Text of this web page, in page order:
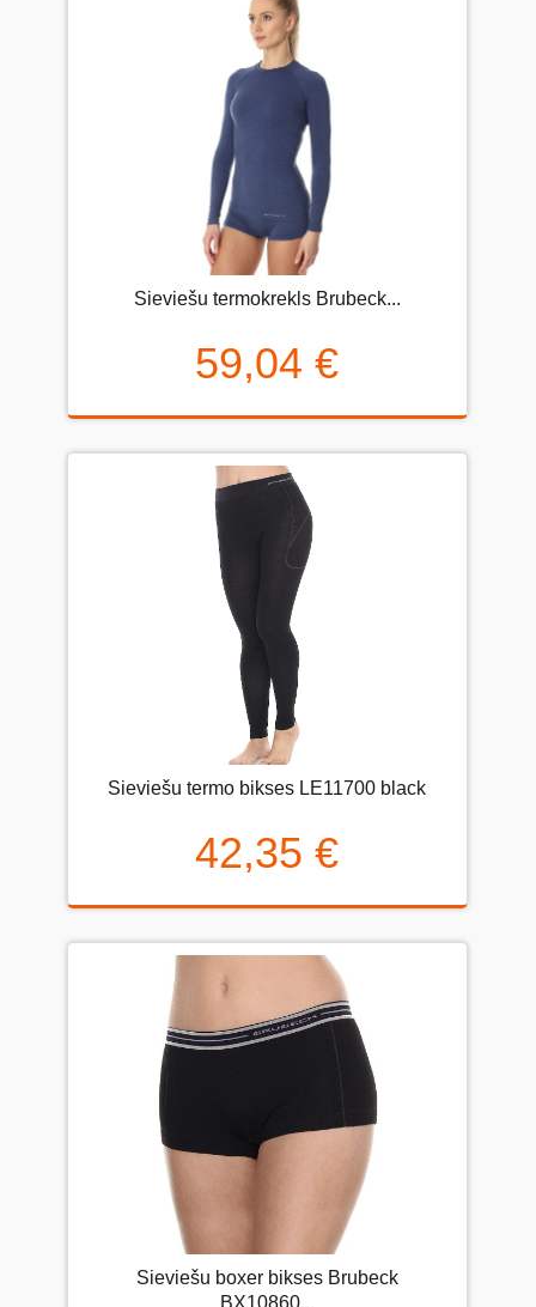
Sieviešu termokrekls Brubeck...
59,04 €
Sieviešu termo bikses LE11700 black
42,35 €
Sieviešu boxer bikses Brubeck
BX10860...